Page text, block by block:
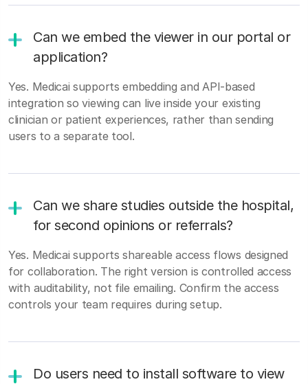
Can we embed the viewer in our portal or
application?
Yes. Medicai supports embedding and API-based
integration so viewing can live inside your existing
clinician or patient experiences, rather than sending
users to a separate tool.
Can we share studies outside the hospital,
for second opinions or referrals?
Yes. Medicai supports shareable access flows designed
for collaboration. The right version is controlled access
with auditability, not file emailing. Confirm the access
controls your team requires during setup.
Do users need to install software to view